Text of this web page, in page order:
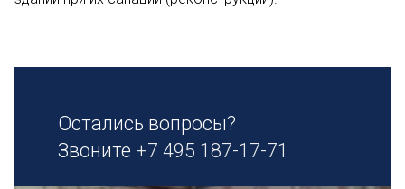
Остались вопросы?
Звоните +7 495 187-17-71